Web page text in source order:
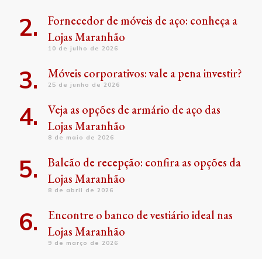
Fornecedor de móveis de aço: conheça a
Lojas Maranhão
10 de julho de 2026
Móveis corporativos: vale a pena investir?
25 de junho de 2026
Veja as opções de armário de aço das
Lojas Maranhão
8 de maio de 2026
Balcão de recepção: confira as opções da
Lojas Maranhão
8 de abril de 2026
Encontre o banco de vestiário ideal nas
Lojas Maranhão
9 de março de 2026